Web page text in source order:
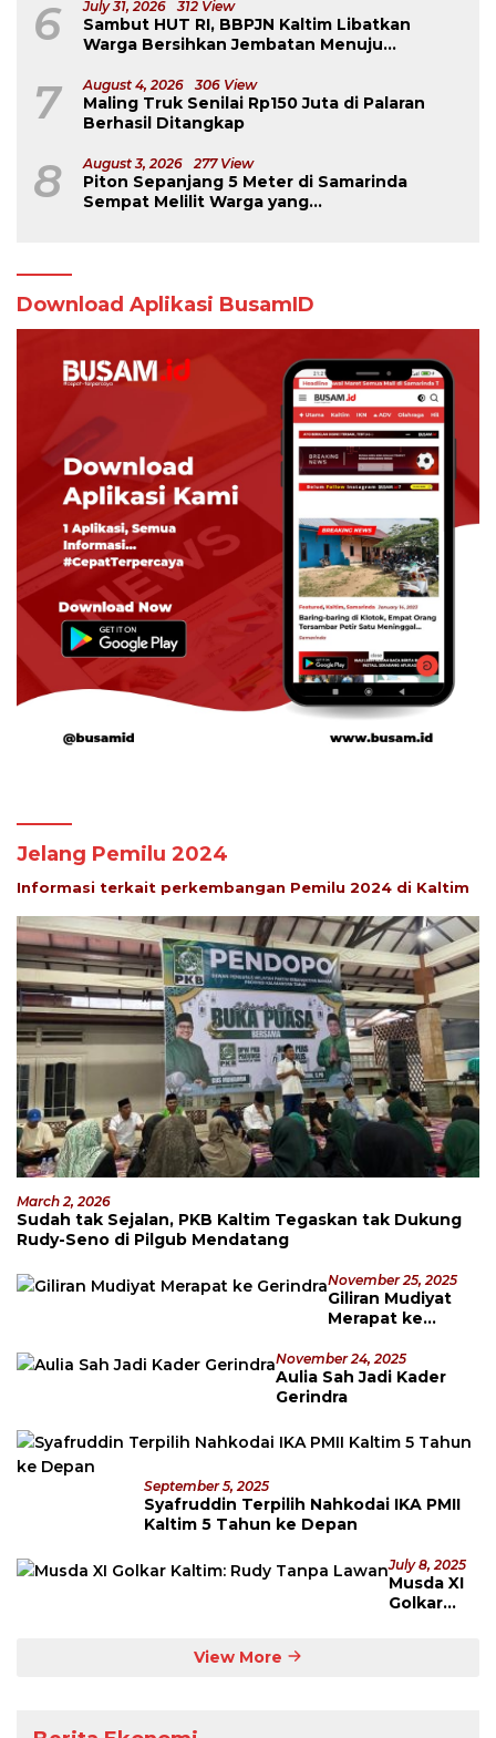
6 July 31, 2026 312 View
Sambut HUT RI, BBPJN Kaltim Libatkan
Warga Bersihkan Jembatan Menuju
7 August 4, 2026 306 View
Maling Truk Senilai Rp150 Juta di Palaran
Berhasil Ditangkap
8 August 3, 2026 277 View
Piton Sepanjang 5 Meter di Samarinda
Sempat Melilit Warga yang
Download Aplikasi BusamID
Jelang Pemilu 2024
Informasi terkait perkembangan Pemilu 2024 di Kaltim
March 2, 2026
Sudah tak Sejalan, PKB Kaltim Tegaskan tak Dukung
Rudy-Seno di Pilgub Mendatang
November 25, 2025
Giliran Mudiyat
Merapat ke
November 24, 2025
Aulia Sah Jadi Kader
Gerindra
September 5, 2025
Syafruddin Terpilih Nahkodai IKA PMII
Kaltim 5 Tahun ke Depan
July 8, 2025
Musda XI
Golkar
View More